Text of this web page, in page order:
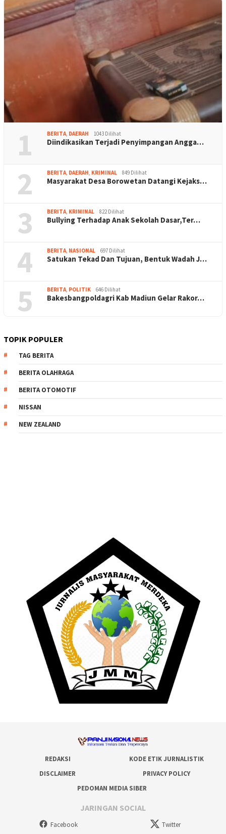
1 BERITA DAERAH 1043 Dilihat
Diindikasikan Terjadi Penyimpangan Angga…
2 BERITA DAERAH KRIMINAL 849 Dilihat
Masyarakat Desa Borowetan Datangi Kejaks…
3 BERITA KRIMINAL 822 Dilihat
Bullying Terhadap Anak Sekolah Dasar,Ter…
4 BERITA NASIONAL 697 Dilihat
Satukan Tekad Dan Tujuan, Bentuk Wadah J…
5 BERITA POLITIK 646 Dilihat
Bakesbangpoldagri Kab Madiun Gelar Rakor…
TOPIK POPULER
TAG BERITA
BERITA OLAHRAGA
BERITA OTOMOTIF
NISSAN
NEW ZEALAND
REDAKSI
KODE ETIK JURNALISTIK
DISCLAIMER
PRIVACY POLICY
PEDOMAN MEDIA SIBER
JARINGAN SOCIAL
Facebook Twitter